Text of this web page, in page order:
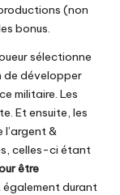
(non
bonus.
sélectionne
de développer
militaire. Les
Et ensuite, les
&
celles-ci étant
être
également durant